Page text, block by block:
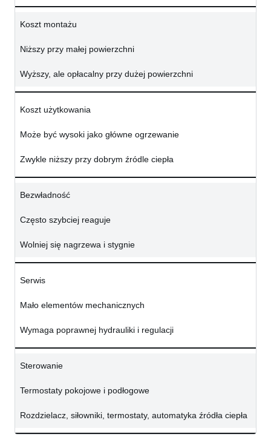
Koszt montażu
Niższy przy małej powierzchni
Wyższy, ale opłacalny przy dużej powierzchni
Koszt użytkowania
Może być wysoki jako główne ogrzewanie
Zwykle niższy przy dobrym źródle ciepła
Bezwładność
Często szybciej reaguje
Wolniej się nagrzewa i stygnie
Serwis
Mało elementów mechanicznych
Wymaga poprawnej hydrauliki i regulacji
Sterowanie
Termostaty pokojowe i podłogowe
Rozdzielacz, siłowniki, termostaty, automatyka źródła ciepła